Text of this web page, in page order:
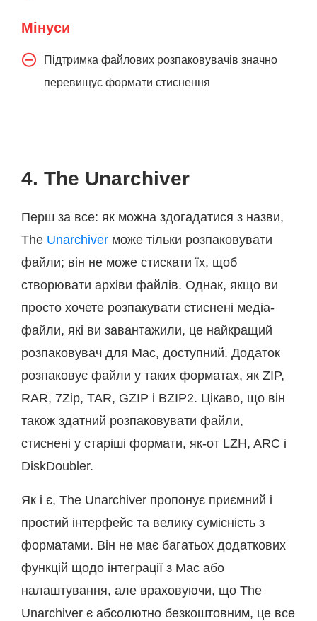
Мінуси
Підтримка файлових розпаковувачів значно
перевищує формати стиснення
4. The Unarchiver
Перш за все: як можна здогадатися з назви,
The Unarchiver може тільки розпаковувати
файли; він не може стискати їх, щоб
створювати архіви файлів. Однак, якщо ви
просто хочете розпакувати стиснені медіа-
файли, які ви завантажили, це найкращий
розпаковувач для Mac, доступний. Додаток
розпаковує файли у таких форматах, як ZIP,
RAR, 7Zip, TAR, GZIP і BZIP2. Цікаво, що він
також здатний розпаковувати файли,
стиснені у старіші формати, як-от LZH, ARC і
DiskDoubler.
Як і є, The Unarchiver пропонує приємний і
простий інтерфейс та велику сумісність з
форматами. Він не має багатьох додаткових
функцій щодо інтеграції з Mac або
налаштування, але враховуючи, що The
Unarchiver є абсолютно безкоштовним, це все